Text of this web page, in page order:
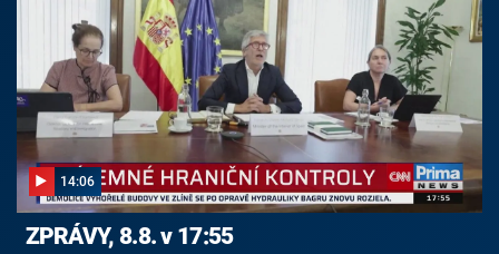
14:06
ZPRÁVY, 8.8. v 17:55